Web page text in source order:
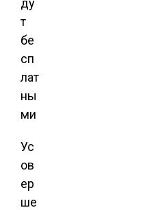
Ус
ов
ер
ше